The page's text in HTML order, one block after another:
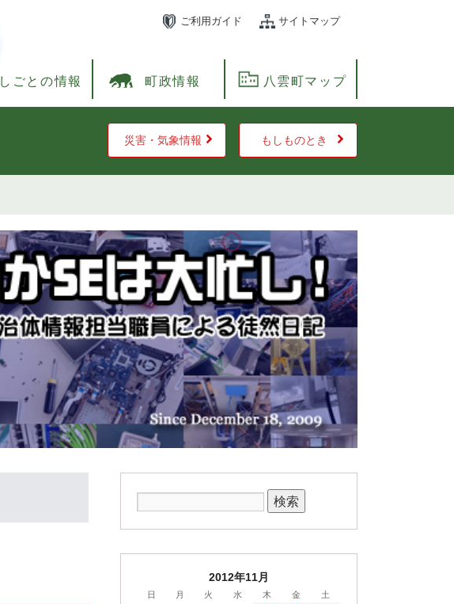
ご利用ガイド サイトマップ
しごとの情報 町政情報 八雲町マップ
災害・気象情報 もしものとき
2012年11月
日 月 火 水 木 金 土